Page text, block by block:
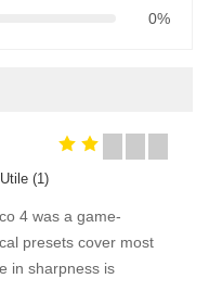
0%
Utile (1)
4 was a game-
presets cover most
in sharpness is